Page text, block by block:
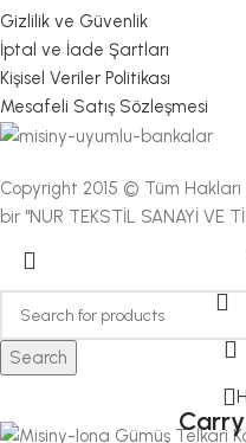
Gizlilik ve Güvenlik
İptal ve İade Şartları
Kişisel Veriler Politikası
Mesafeli Satış Sözleşmesi
Copyright 2015 © Tüm Hakları
bir "NUR TEKSTİL SANAYİ VE
Search